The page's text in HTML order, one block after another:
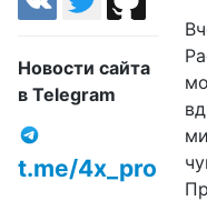
Новости сайта
в Telegram
t.me/4x_pro